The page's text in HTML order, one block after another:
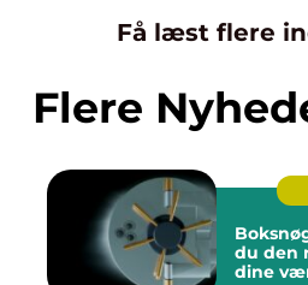
Få læst flere
Flere
Boksnøgler
du den
dine